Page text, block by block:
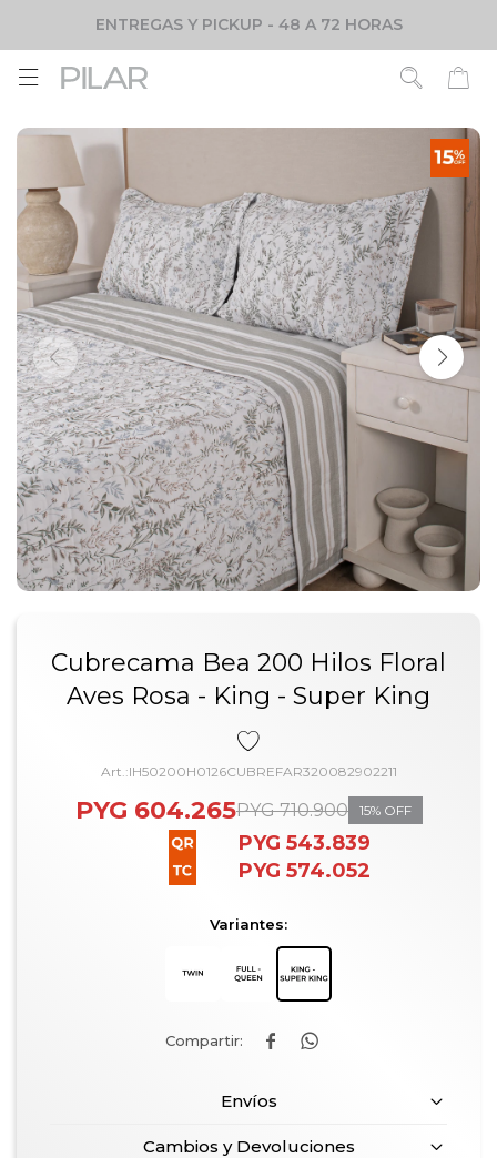
ENTREGAS Y PICKUP - 48 A 72 HORAS

Cubrecama Bea 200 Hilos Floral
Aves Rosa - King - Super King
IH50200H0126CUBREFAR320082902211
PYG 604.265PYG 710.900 15
PYG 543.839
PYG 574.052
Variantes:
 
Envíos
Cambios y Devoluciones